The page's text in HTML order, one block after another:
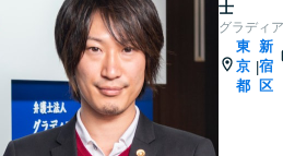
士
グラディ
東
京
都
|
新
宿
区